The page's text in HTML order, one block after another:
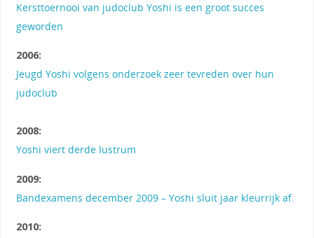
Kersttoernooi van judoclub Yoshi is een groot succes
geworden
2006:
Jeugd Yoshi volgens onderzoek zeer tevreden over hun
judoclub
2008:
Yoshi viert derde lustrum
2009:
Bandexamens december 2009 – Yoshi sluit jaar kleurrijk af.
2010: